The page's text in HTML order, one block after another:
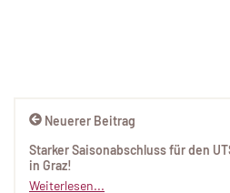
Neuerer Beitrag
Starker Saisonabschluss für den
in Graz!
Weiterlesen...